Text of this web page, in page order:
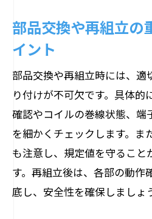
部品交換や再組立の
イント
部品交換や再組立時には、
り付けが不可欠です。具体的
確認やコイルの巻線状態、端
を細かくチェックします。ま
も注意し、規定値を守ること
す。再組立後は、各部の動作
底し、安全性を確保しましょ